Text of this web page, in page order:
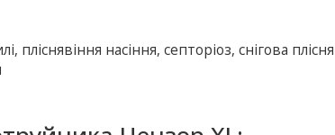
пліснявіння насіння, септоріоз, снігова